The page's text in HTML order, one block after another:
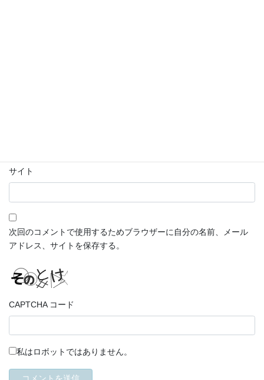
サイト
次回のコメントで使用するためブラウザーに自分の名前、メール
アドレス、サイトを保存する。
CAPTCHA コード
私はロボットではありません。